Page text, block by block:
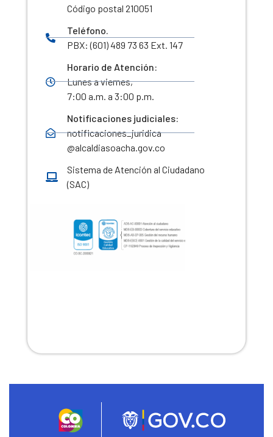
Código postal 210051
Teléfono.
PBX: (601) 489 73 63 Ext. 147
Horario de Atención:
Lunes a viernes,
7:00 a.m. a 3:00 p.m.
Notificaciones judiciales:
notificaciones_juridica
@alcaldiasoacha.gov.co
Sistema de Atención al Ciudadano
(SAC)